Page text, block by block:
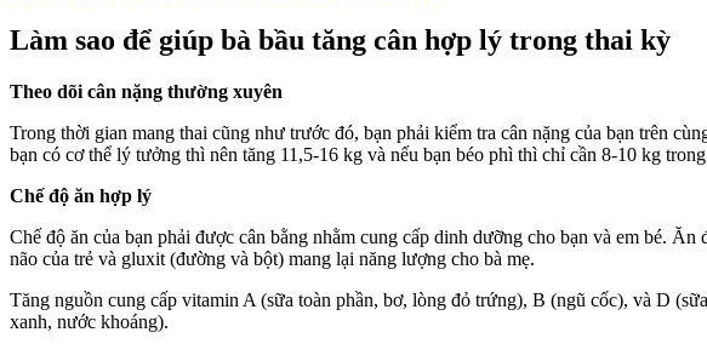
Làm sao để giúp bà bầu tăng cân hợp lý trong thai kỳ
Theo dõi cân nặng thường xuyên
Trong thời gian mang thai cũng như trước đó, bạn phải kiểm tra cân nặng của bạn trên
bạn có cơ thể lý tưởng thì nên tăng 11,5-16 kg và nếu bạn béo phì thì chỉ cần 8-10 kg
Chế độ ăn hợp lý
Chế độ ăn của bạn phải được cân bằng nhằm cung cấp dinh dưỡng cho bạn và em bé.
não của trẻ và gluxit (đường và bột) mang lại năng lượng cho bà mẹ.
Tăng nguồn cung cấp vitamin A (sữa toàn phần, bơ, lòng đỏ trứng), B (ngũ cốc), và D
xanh, nước khoáng).